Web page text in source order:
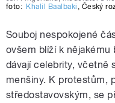
foto: Khalil Baalbaki , Český
Souboj nespokojené
ovšem blíží k nějakému
dávají celebrity, včetně
menšiny. K protestům,
středostavovským, se